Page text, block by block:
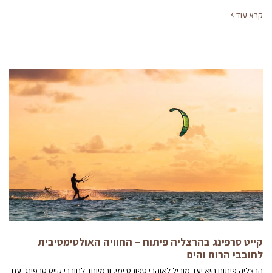
קרא עוד
קייט סרפינג בהרצליה פיתוח – החוויה האולטימטיבית
לחובבי הרוח והים
הרצליה פיתוח היא יעד מוביל לאוהבי ספורט ימי, ובמיוחד לחובבי קייט סרפינג. עם